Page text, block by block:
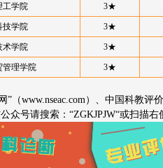
工学院 3★
技学院 3★
术学院 3★
管理学院 3★
www.nseac.com）、中国科教评
号请搜索：“ZGKJPJW“或扫描右